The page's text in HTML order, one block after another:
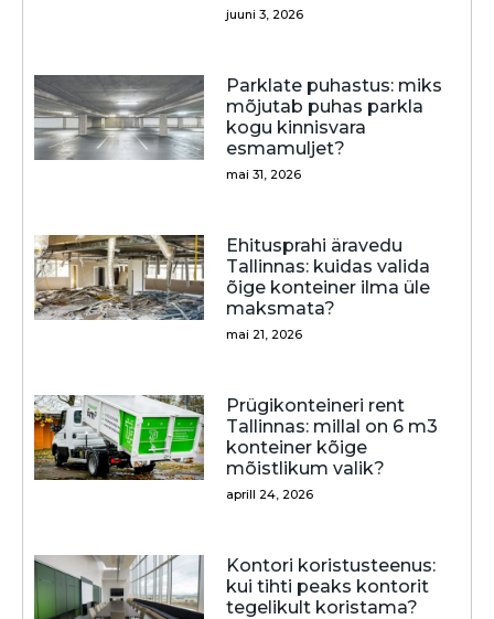
juuni 3, 2026
Parklate puhastus: miks
mõjutab puhas parkla
kogu kinnisvara
esmamuljet?
mai 31, 2026
Ehitusprahi äravedu
Tallinnas: kuidas valida
õige konteiner ilma üle
maksmata?
mai 21, 2026
Prügikonteineri rent
Tallinnas: millal on 6 m3
konteiner kõige
mõistlikum valik?
aprill 24, 2026
Kontori koristusteenus:
kui tihti peaks kontorit
tegelikult koristama?